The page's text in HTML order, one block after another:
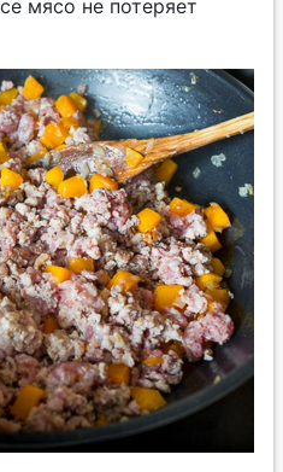
мясо не потеряет